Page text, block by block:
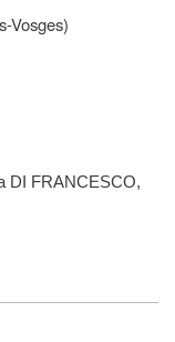
Vosges)
DI FRANCESCO,